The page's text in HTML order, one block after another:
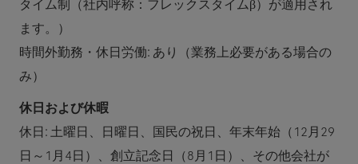
タイム制（社内呼称：フレックスタイムβ）が適用され
ます。）
時間外勤務・休日労働: あり（業務上必要がある場合の
み）
休日および休暇
休日: 土曜日、日曜日、国民の祝日、年末年始（12月29
日～1月4日）、創立記念日（8月1日）、その他会社が